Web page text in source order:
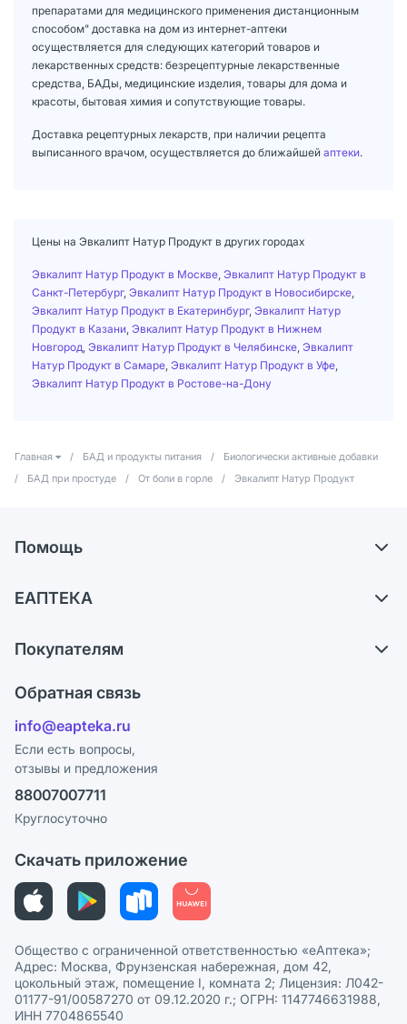
препаратами для медицинского применения дистанционным
способом" доставка на дом из интернет-аптеки
осуществляется для следующих категорий товаров и
лекарственных средств: безрецептурные лекарственные
средства, БАДы, медицинские изделия, товары для дома и
красоты, бытовая химия и сопутствующие товары.
Доставка рецептурных лекарств, при наличии рецепта
выписанного врачом, осуществляется до ближайшей аптеки.
Цены на Эвкалипт Натур Продукт в других городах
Эвкалипт Натур Продукт в Москве Эвкалипт Натур Продукт в
Санкт-Петербург, Эвкалипт Натур Продукт в Новосибирске
Эвкалипт Натур Продукт в Екатеринбург, Эвкалипт Натур
Продукт в Казани Эвкалипт Натур Продукт в Нижнем
Новгород Эвкалипт Натур Продукт в Челябинске Эвкалипт
Натур Продукт в Самаре Эвкалипт Натур Продукт в Уфе
Эвкалипт Натур Продукт в Ростове-на-Дону
Главная / БАД и продукты питания /
Биологически активные добавки
/
БАД при простуде / От боли в горле / Эвкалипт Натур Продукт
Помощь
Самовывоз из аптек
Ответы на вопросы
Блог
ЕАПТЕКА
Карьера
Поставщики
Лицензия
Реклама на сайте
Ваши товары на ЕАПТЕКЕ
Покупателям
Программа СберСпасибо
Политика конфиденциальности
Пользовательское соглашение
Политика рекомендаций
Этика и соответствие
Политика в отношении обработки персональных данных
Обратная связь
info@eapteka.ru
Если есть вопросы,
отзывы и предложения
88007007711
Круглосуточно
Скачать приложение
Общество с ограниченной ответственностью «еАптека»;
Адрес: Москва, Фрунзенская набережная, дом 42,
цокольный этаж, помещение I, комната 2; Лицензия: Л042-
01177-91/00587270 от 09.12.2020 г.; ОГРН: 1147746631988,
ИНН 7704865540